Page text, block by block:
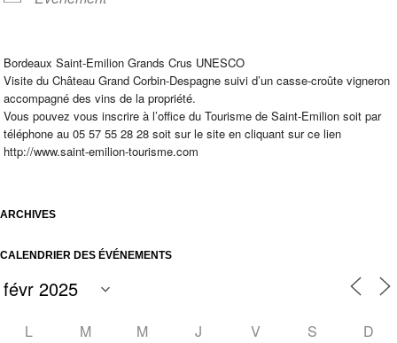
Bordeaux Saint-Emilion Grands Crus UNESCO
Visite du Château Grand Corbin-Despagne suivi d’un casse-croûte vigneron
accompagné des vins de la propriété.
Vous pouvez vous inscrire à l’office du Tourisme de Saint-Emilion soit par
téléphone au 05 57 55 28 28 soit sur le site en cliquant sur ce lien
http://www.saint-emilion-tourisme.com
ARCHIVES
CALENDRIER DES ÉVÉNEMENTS
L M M J V S D